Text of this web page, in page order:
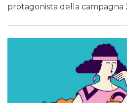
protagonista della campagna